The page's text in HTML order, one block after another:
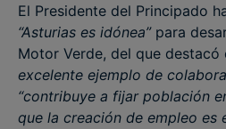
El Presidente del Principado
“Asturias es idónea”para
Motor Verde, del que destacó
excelente ejemplo de
“contribuye a fijar población
que la creación de empleo es